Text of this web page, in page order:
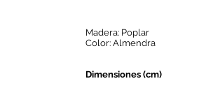
Madera: Poplar
Color: Almendra
Dimensiones (cm)